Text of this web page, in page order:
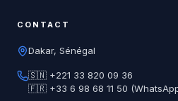
CONTACT
Dakar, Sénégal
🇸🇳 +221 33 820 09 36
🇫🇷 +33 6 98 68 11 50